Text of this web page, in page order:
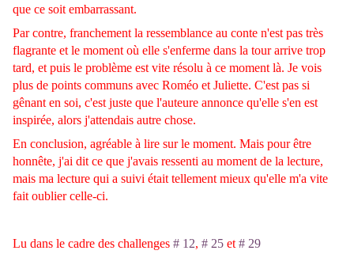
que ce soit embarrassant.
Par contre, franchement la ressemblance au conte n'est pas très
flagrante et le moment où elle s'enferme dans la tour arrive trop
tard, et puis le problème est vite résolu à ce moment là. Je vois
plus de points communs avec Roméo et Juliette. C'est pas si
gênant en soi, c'est juste que l'auteure annonce qu'elle s'en est
inspirée, alors j'attendais autre chose.
En conclusion, agréable à lire sur le moment. Mais pour être
honnête, j'ai dit ce que j'avais ressenti au moment de la lecture,
mais ma lecture qui a suivi était tellement mieux qu'elle m'a vite
fait oublier celle-ci.
Lu dans le cadre des challenges # 12, # 25 et # 29